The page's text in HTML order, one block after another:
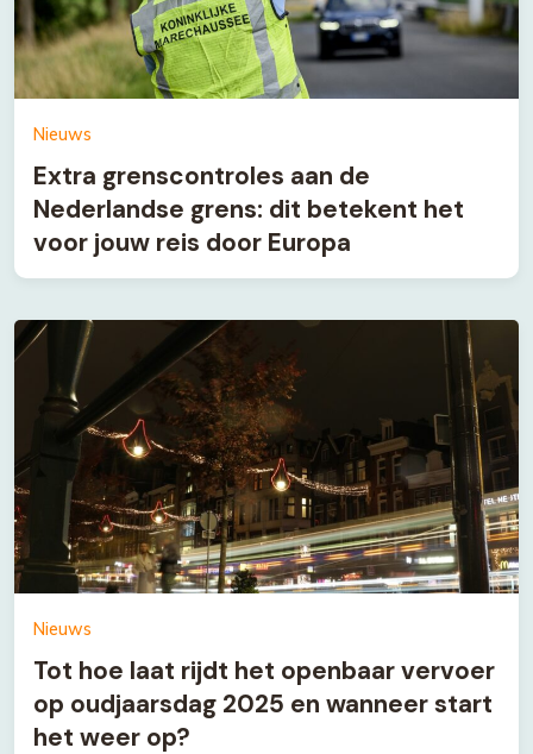
Nieuws
Extra grenscontroles aan de
Nederlandse grens: dit betekent het
voor jouw reis door Europa
Nieuws
Tot hoe laat rijdt het openbaar vervoer
op oudjaarsdag 2025 en wanneer start
het weer op?